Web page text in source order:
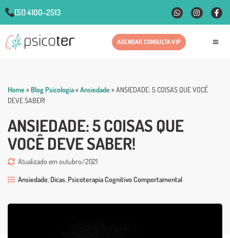
(51) 4100-2513
AGENDAR CONSULTA VIP
Home» Blog Psicologia» Ansiedade» ANSIEDADE: 5 COISAS QUE VOCÊ
DEVE SABER!
ANSIEDADE: 5 COISAS QUE
VOCÊ DEVE SABER!
Atualizado em outubro/2021
Ansiedade Dicas Psicoterapia Cognitivo Comportamental